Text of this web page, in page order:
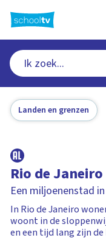
naar
hoofdinhoud
Landen en grenzen
Rio de Janeiro
Een miljoenenstad
In Rio de Janeiro
woont in de
en een tijd lang zijn